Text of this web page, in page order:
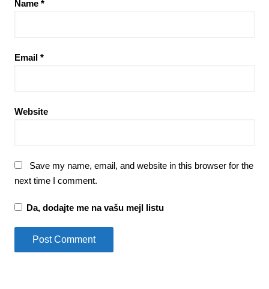
Name *
Email *
Website
Save my name, email, and website in this browser for the
next time I comment.
Da, dodajte me na vašu mejl listu